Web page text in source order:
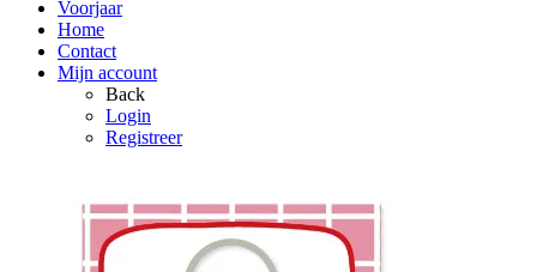
Voorjaar
Home
Contact
Mijn account
Back
Login
Registreer